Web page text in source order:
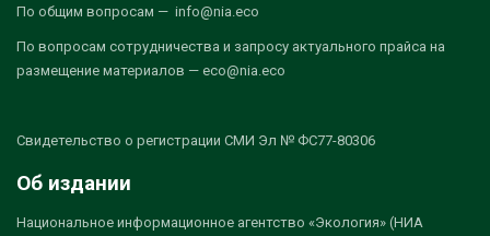
По общим вопросам — info@nia.eco
По вопросам сотрудничества и запросу актуального прайса на
размещение материалов — eco@nia.eco
Свидетельство о регистрации СМИ Эл № ФС77-80306
Об издании
Национальное информационное агентство «Экология» (НИА